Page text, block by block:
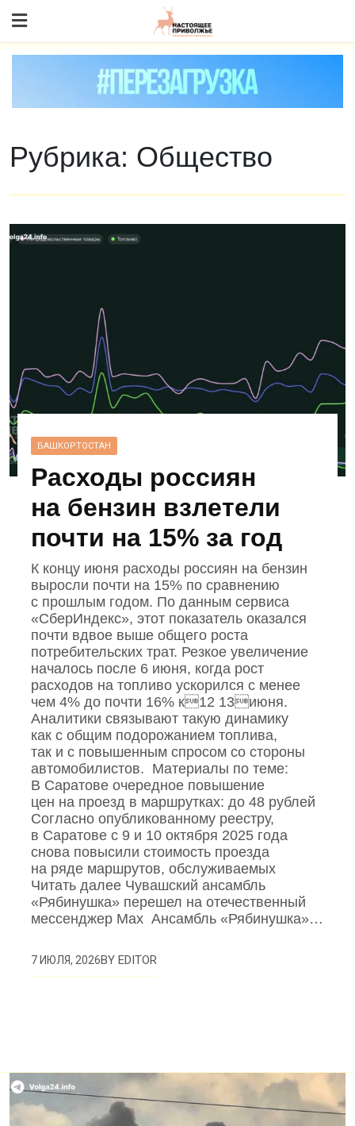
to content
Рубрика: Общество
БАШКОРТОСТАН
Расходы россиян
на бензин взлетели
почти на 15% за год
К концу июня расходы россиян на бензин
выросли почти на 15% по сравнению
с прошлым годом. По данным сервиса
«СберИндекс», этот показатель оказался
почти вдвое выше общего роста
потребительских трат. Резкое увеличение
началось после 6 июня, когда рост
расходов на топливо ускорился с менее
чем 4% до почти 16% к12 13июня.
Аналитики связывают такую динамику
как с общим подорожанием топлива,
так и с повышенным спросом со стороны
автомобилистов. Материалы по теме:
В Саратове очередное повышение
цен на проезд в маршрутках: до 48 рублей
Согласно опубликованному реестру,
в Саратове с 9 и 10 октября 2025 года
снова повысили стоимость проезда
на ряде маршрутов, обслуживаемых
Читать далее Чувашский ансамбль
«Рябинушка» перешел на отечественный
мессенджер Max Ансамбль «Рябинушка»…
7 ИЮЛЯ, 2026BYEDITOR